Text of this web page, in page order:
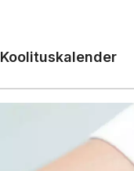
Koolituskalender